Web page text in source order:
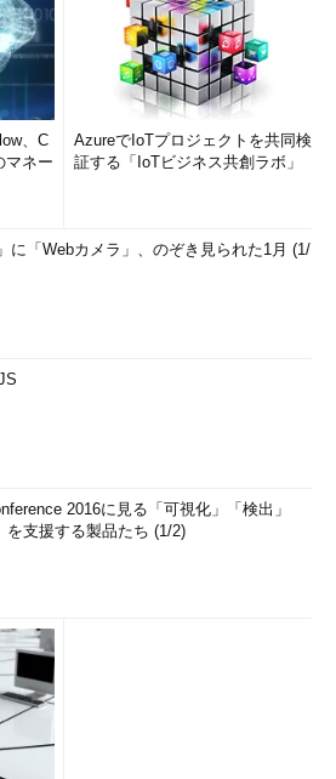
、C
ネー
AzureでIoTプロジェクトを共同検
証する「IoTビジネス共創ラボ」
に「Webカメラ」、のぞき見られた1月 (1/
2016に見る「可視化」「検出」
を支援する製品たち (1/2)